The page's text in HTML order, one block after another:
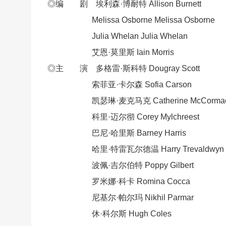
◎编 剧 埃利森·博耐特 Allison Burnett
Melissa Osborne Melissa Osborne
Julia Whelan Julia Whelan
艾恩·莫里斯 Iain Morris
◎主 演 多格雷·斯科特 Dougray Scott
索菲亚·卡尔森 Sofia Carson
凯瑟琳·麦克马克 Catherine
科里·迈尔彻 Corey Mylchreest
巴尼·哈里斯 Barney Harris
哈里·特雷瓦尔德温 Harry Trevaldwyn
波佩·吉尔伯特 Poppy Gilbert
罗米娜·科卡 Romina Cocca
尼基尔·帕尔玛 Nikhil Parmar
休·科尔斯 Hugh Coles